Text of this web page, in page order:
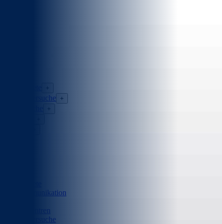
+
Mitarbeitersuche +
+
Telekommunikation
Rechenzentren
Mitarbeitersuche